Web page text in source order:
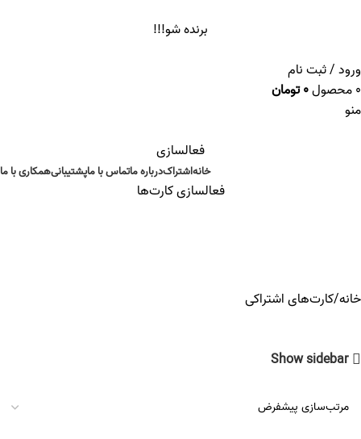
برنده شو!!!
ورود / ثبت نام
0محصول0تومان
منو
فعالسازی
خانهاشتراکدرباره ماتماس با ماپشتیبانیهمکاری با ما
فعالسازی کارت‌ها
خانه کارت‌های اشتراکی
Show sidebar